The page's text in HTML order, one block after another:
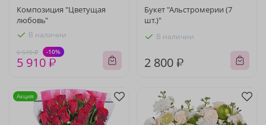
Композиция "Цветущая
любовь"
В наличии
6 570 ₽ -10%
5 910 ₽
Букет "Альстромерии (7
шт.)"
В наличии
2 800 ₽
Акция